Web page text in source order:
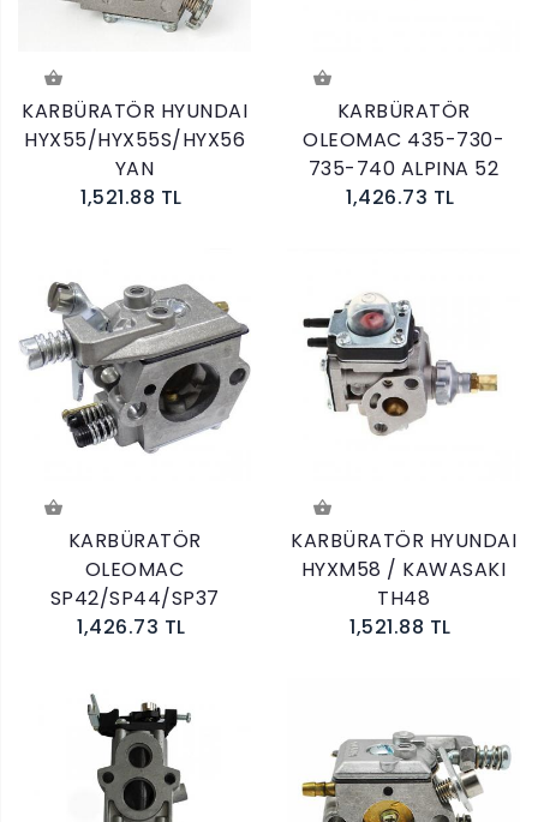
KARBÜRATÖR HYUNDAI
HYX55/HYX55S/HYX56
YAN
1,521.88 TL
KARBÜRATÖR
OLEOMAC 435-730-
735-740 ALPINA 52
1,426.73 TL
KARBÜRATÖR
OLEOMAC
SP42/SP44/SP37
1,426.73 TL
KARBÜRATÖR HYUNDAI
HYXM58 / KAWASAKI
TH48
1,521.88 TL